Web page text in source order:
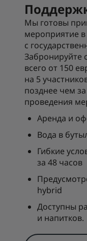
Мы готовы
мероприятие в
с
Забронируйте
всего от 150
на 5
позднее чем
проведения
Аренда и
Вода в
Гибкие
за 48 часов
hybrid
Доступны
и напитков.